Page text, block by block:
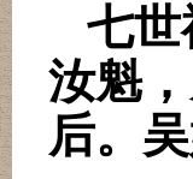
七世
汝魁
后。